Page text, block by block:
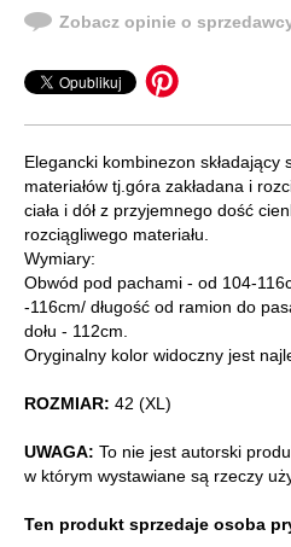
Zobacz opinie o
Elegancki kombinezon składający
materiałów tj.góra zakładana i
ciała i dół z przyjemnego dość
rozciągliwego materiału.
Wymiary:
Obwód pod pachami - od 104-
-116cm/ długość od ramion do
dołu - 112cm.
Oryginalny kolor widoczny jest
ROZMIAR: 42 (XL)
UWAGA: To nie jest autorski
w którym wystawiane są rzeczy
Ten produkt sprzedaje osoba